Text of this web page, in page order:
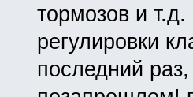
тормозов и т.д.
регулировки
последний